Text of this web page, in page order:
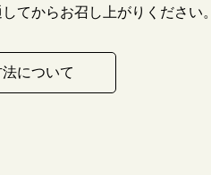
てからお召し上がりください。
について